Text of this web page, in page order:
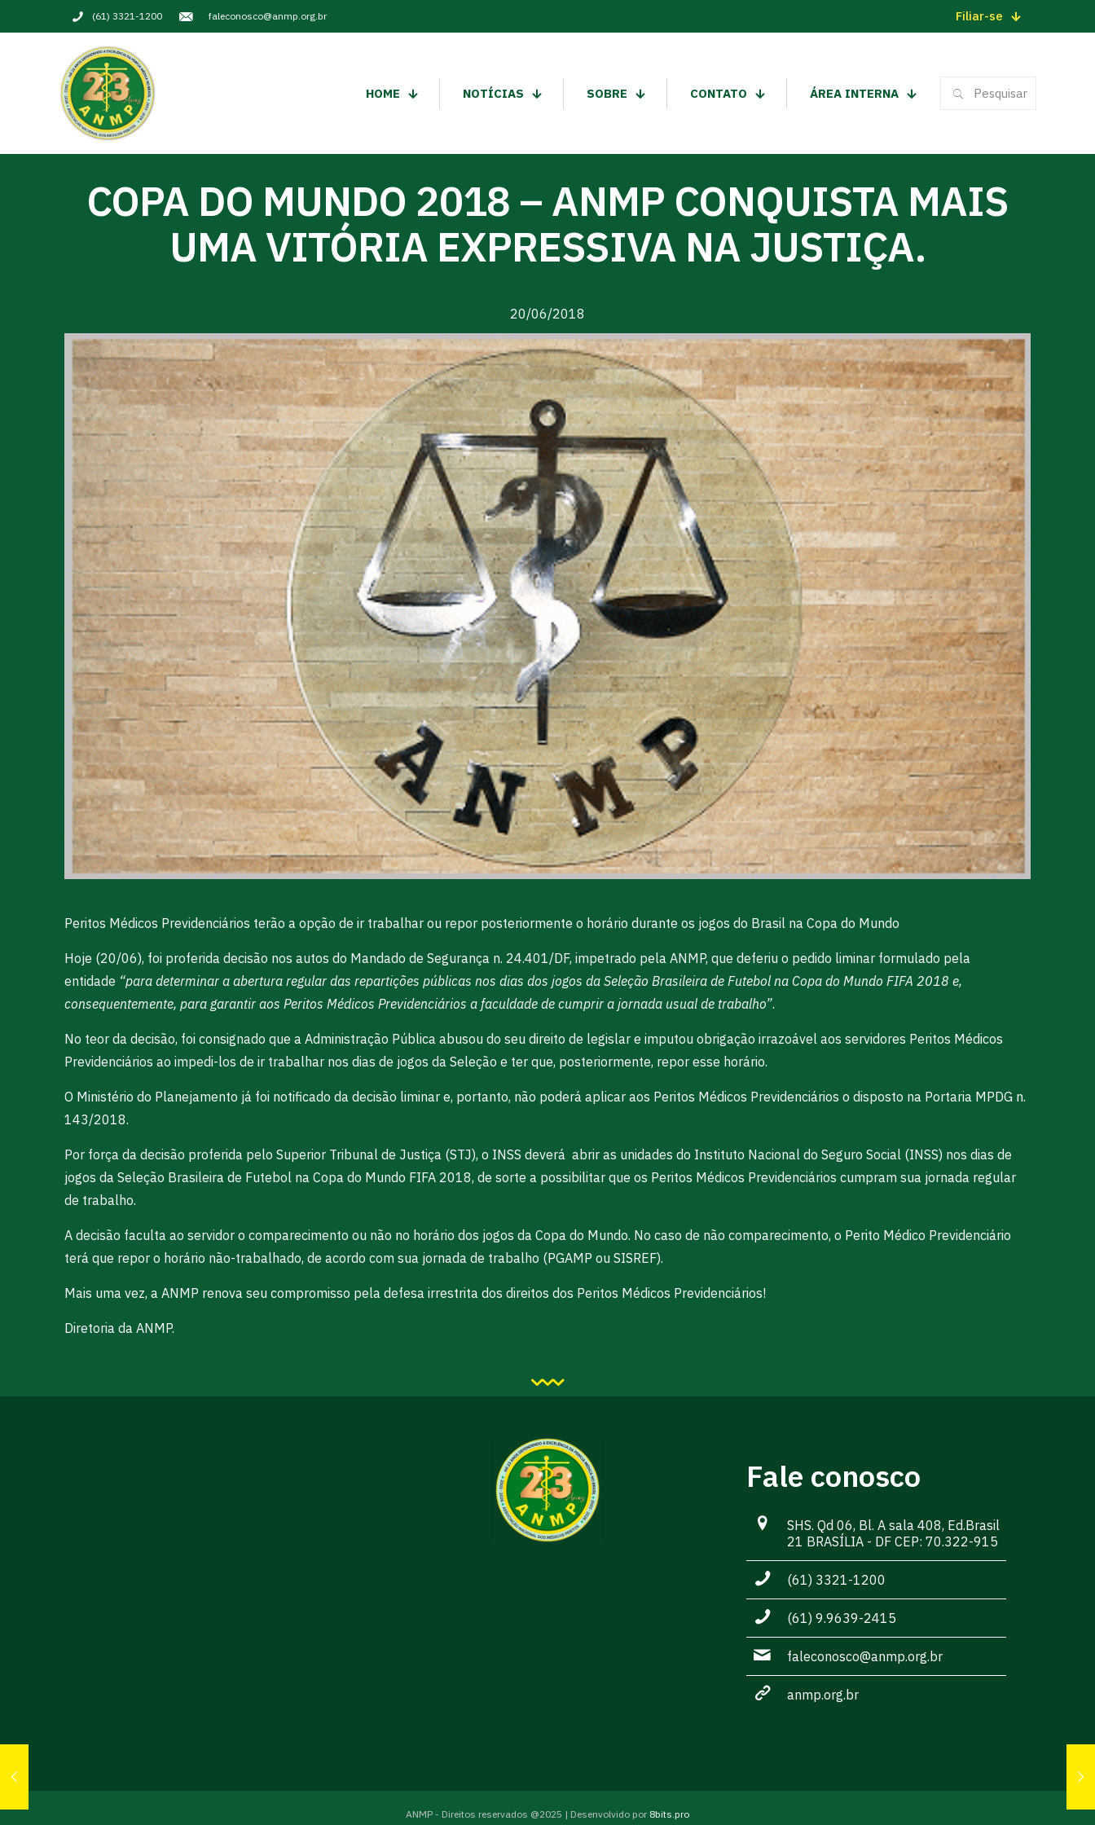
(61) 3321-1200 faleconosco@anmp.org.br Filiar-se
HOME NOTÍCIAS SOBRE CONTATO ÁREA INTERNA
COPA DO MUNDO 2018 – ANMP CONQUISTA MAIS
UMA VITÓRIA EXPRESSIVA NA JUSTIÇA.
20/06/2018
Peritos Médicos Previdenciários terão a opção de ir trabalhar ou repor posteriormente o horário durante os jogos do Brasil na Copa do Mundo
Hoje (20/06), foi proferida decisão nos autos do Mandado de Segurança n. 24.401/DF, impetrado pela ANMP, que deferiu o pedido liminar formulado pela
entidade “para determinar a abertura regular das repartições públicas nos dias dos jogos da Seleção Brasileira de Futebol na Copa do Mundo FIFA 2018 e,
consequentemente, para garantir aos Peritos Médicos Previdenciários a faculdade de cumprir a jornada usual de trabalho”.
No teor da decisão, foi consignado que a Administração Pública abusou do seu direito de legislar e imputou obrigação irrazoável aos servidores Peritos Médicos
Previdenciários ao impedi-los de ir trabalhar nos dias de jogos da Seleção e ter que, posteriormente, repor esse horário.
O Ministério do Planejamento já foi notificado da decisão liminar e, portanto, não poderá aplicar aos Peritos Médicos Previdenciários o disposto na Portaria MPDG n.
143/2018.
Por força da decisão proferida pelo Superior Tribunal de Justiça (STJ), o INSS deverá abrir as unidades do Instituto Nacional do Seguro Social (INSS) nos dias de
jogos da Seleção Brasileira de Futebol na Copa do Mundo FIFA 2018, de sorte a possibilitar que os Peritos Médicos Previdenciários cumpram sua jornada regular
de trabalho.
A decisão faculta ao servidor o comparecimento ou não no horário dos jogos da Copa do Mundo. No caso de não comparecimento, o Perito Médico Previdenciário
terá que repor o horário não-trabalhado, de acordo com sua jornada de trabalho (PGAMP ou SISREF).
Mais uma vez, a ANMP renova seu compromisso pela defesa irrestrita dos direitos dos Peritos Médicos Previdenciários!
Diretoria da ANMP.
Fale conosco
SHS. Qd 06, Bl. A sala 408, Ed.Brasil
21 BRASÍLIA - DF CEP: 70.322-915
(61) 3321-1200
(61) 9.9639-2415
faleconosco@anmp.org.br
anmp.org.br
ANMP - Direitos reservados @2025 | Desenvolvido por 8bits.pro